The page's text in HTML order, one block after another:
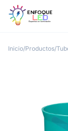
Inicio/Productos/